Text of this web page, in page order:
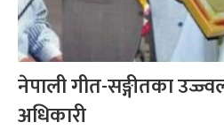
नेपाली गीत-सङ्गीतका
अधिकारी